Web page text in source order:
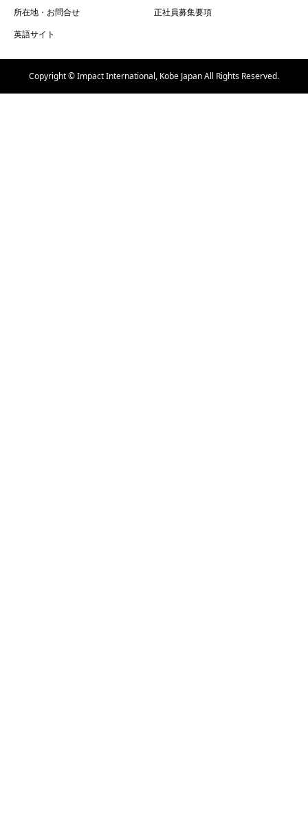
所在地・お問合せ
正社員募集要項
英語サイト
Copyright © Impact International, Kobe Japan All Rights Reserved.